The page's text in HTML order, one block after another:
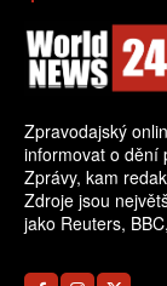
Zpravodajský
informovat o dění
Zprávy, kam
Zdroje jsou
jako Reuters,